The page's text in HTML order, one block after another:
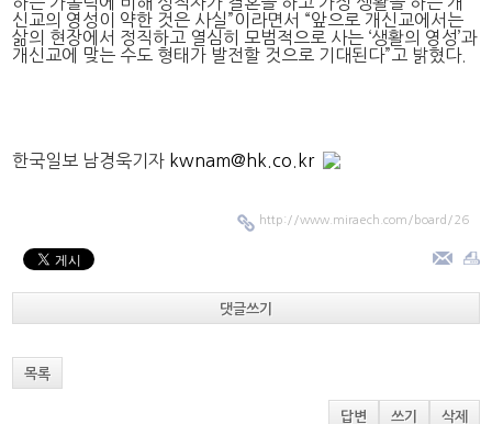
신교의 영성이 약한 것은 사실”이라면서 “앞으로 개신교에서는
삶의 현장에서 정직하고 열심히 모범적으로 사는 ‘생활의 영성’과
개신교에 맞는 수도 형태가 발전할 것으로 기대된다”고 밝혔다.
한국일보 남경욱기자 kwnam@hk.co.kr
http://www.miraech.com/board/26
댓글쓰기
목록
답변 쓰기 삭제